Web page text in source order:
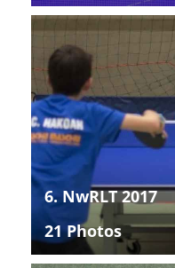
6. NwRLT 2017
21 Photos